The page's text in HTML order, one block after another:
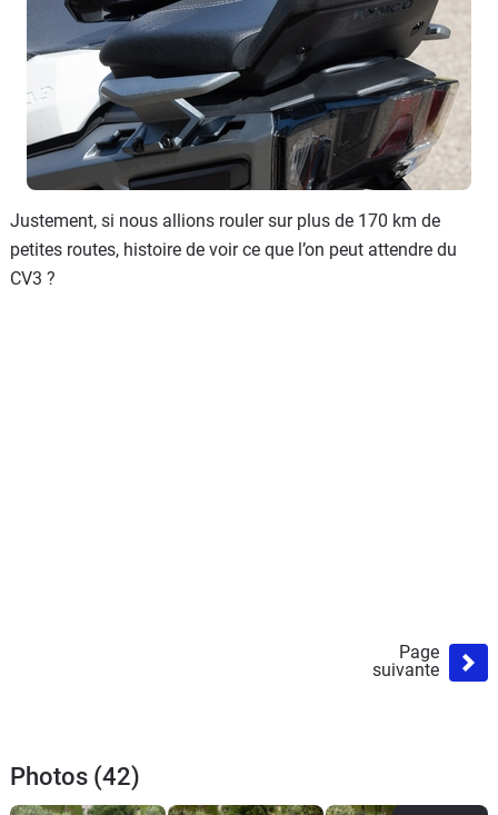
Justement, si nous allions rouler sur plus de 170 km de
petites routes, histoire de voir ce que l’on peut attendre du
CV3 ?
Page
suivante
Photos (42)